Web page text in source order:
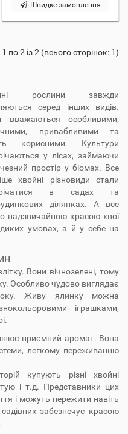
Швидке замовлення
по 2 із 2 (всього сторінок: 1)
рослини завжди
серед інших видів.
вважаються особливими,
привабливими та
корисними. Культури
у лісах, займаючи
простір у біомах. Все
хвойні різновиди стали
в садах та
ділянках. А все
надзвичайною красою хвої
умовах, а й у себе на
Вони вічнозелені, тому
Особливо чудово виглядає
Живу ялинку можна
іграшками,
приємний аромат. Вона
легкому переживанню
купують різні хвойні
і т.д. Представники цих
і можуть пережити навіть
забезпечує красою